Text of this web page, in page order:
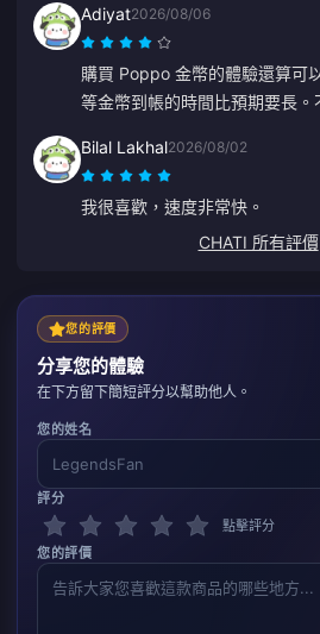
些問題能解決，會讓人覺得可靠
Adiyat2026/08/06
購買 Poppo 金幣的體驗還算可
等金幣到帳的時間比預期要長。
Bilal Lakhal2026/08/02
我很喜歡，速度非常快。
CHATI 所有評價
您的評價
分享您的體驗
在下方留下簡短評分以幫助他人。
您的姓名
評分
點擊評分
您的評價